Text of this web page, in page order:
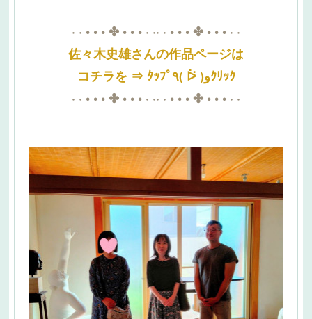
· · • • • ✤ • • • · ·· · • • • ✤ • • • · ·
佐々木史雄さんの作品ページは
コチラを ⇒ ﾀｯﾌﾟ٩( ᐖ )وｸﾘｯｸ
· · • • • ✤ • • • · ·· · • • • ✤ • • • · ·